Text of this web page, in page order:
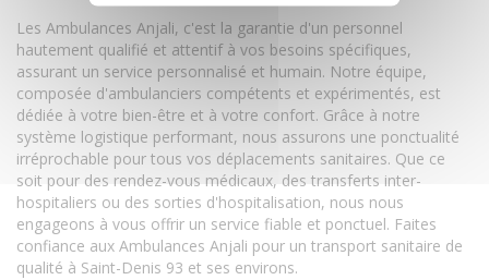
Les Ambulances Anjali, c'est la garantie d'un personnel
hautement qualifié et attentif à vos besoins spécifiques,
assurant un service personnalisé et humain. Notre équipe,
composée d'ambulanciers compétents et expérimentés, est
dédiée à votre bien-être et à votre confort. Grâce à notre
système logistique performant, nous assurons une ponctualité
irréprochable pour tous vos déplacements sanitaires. Que ce
soit pour des rendez-vous médicaux, des transferts inter-
hospitaliers ou des sorties d'hospitalisation, nous nous
engageons à vous offrir un service fiable et ponctuel. Faites
confiance aux Ambulances Anjali pour un transport sanitaire de
qualité à Saint-Denis 93 et ses environs.